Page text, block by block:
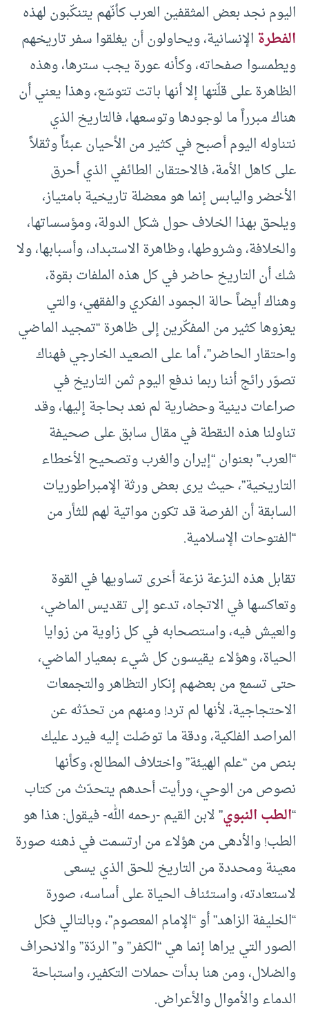
اليوم نجد بعض المثقفين العرب كأنّهم يتنكّبون لهذه
الفطرةالإنسانية، ويحاولون أن يغلقوا سفر تاريخهم
ويطمسوا صفحاته، وكأنه عورة يجب سترها، وهذه
الظاهرة على قلّتها إلا أنها باتت تتوسّع، وهذا يعني أن
هناك مبرراً ما لوجودها وتوسعها، فالتاريخ الذي
نتناوله اليوم أصبح في كثير من الأحيان عبئاً وثقلاً
على كاهل الأمة، فالاحتقان الطائفي الذي أحرق
الأخضر واليابس إنما هو معضلة تاريخية بامتياز،
ويلحق بهذا الخلاف حول شكل الدولة، ومؤسساتها،
والخلافة، وشروطها، وظاهرة الاستبداد، وأسبابها، ولا
شك أن التاريخ حاضر في كل هذه الملفات بقوة،
وهناك أيضاً حالة الجمود الفكري والفقهي، والتي
يعزوها كثير من المفكّرين إلى ظاهرة “تمجيد الماضي
واحتقار الحاضر”، أما على الصعيد الخارجي فهناك
تصوّر رائج أننا ربما ندفع اليوم ثمن التاريخ في
صراعات دينية وحضارية لم نعد بحاجة إليها، وقد
تناولنا هذه النقطة في مقال سابق على صحيفة
“العرب” بعنوان “إيران والغرب وتصحيح الأخطاء
التاريخية”، حيث يرى بعض ورثة الإمبراطوريات
السابقة أن الفرصة قد تكون مواتية لهم للثأر من
“الفتوحات الإسلامية.
تقابل هذه النزعة نزعة أخرى تساويها في القوة
وتعاكسها في الاتجاه، تدعو إلى تقديس الماضي،
والعيش فيه، واستصحابه في كل زاوية من زوايا
الحياة، وهؤلاء يقيسون كل شيء بمعيار الماضي،
حتى تسمع من بعضهم إنكار التظاهر والتجمعات
الاحتجاجية، لأنها لم ترد! ومنهم من تحدّثه عن
المراصد الفلكية، ودقة ما توصّلت إليه فيرد عليك
بنص من “علم الهيئة” واختلاف المطالع، وكأنها
نصوص من الوحي، ورأيت أحدهم يتحدّث من كتاب
“الطب النبوي” لابن القيم -رحمه الله- فيقول: هذا هو
الطب! والأدهى من هؤلاء من ارتسمت في ذهنه صورة
معينة ومحددة من التاريخ للحق الذي يسعى
لاستعادته، واستئناف الحياة على أساسه، صورة
“الخليفة الزاهد” أو “الإمام المعصوم”، وبالتالي فكل
الصور التي يراها إنما هي “الكفر” و” الردّة” والانحراف
والضلال، ومن هنا بدأت حملات التكفير، واستباحة
الدماء والأموال والأعراض.